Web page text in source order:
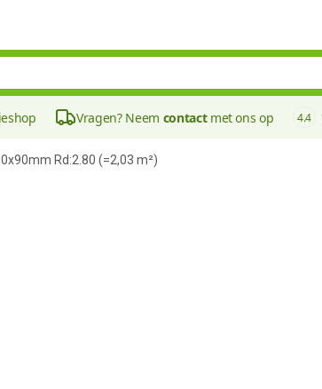
Vragen? Neem contactmet ons op 4.4
Rd:2.80 (=2,03 m²)